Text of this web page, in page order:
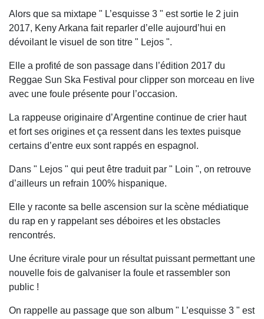
Alors que sa mixtape " L’esquisse 3 " est sortie le 2 juin
2017, Keny Arkana fait reparler d’elle aujourd’hui en
dévoilant le visuel de son titre " Lejos ".
Elle a profité de son passage dans l’édition 2017 du
Reggae Sun Ska Festival pour clipper son morceau en live
avec une foule présente pour l’occasion.
La rappeuse originaire d’Argentine continue de crier haut
et fort ses origines et ça ressent dans les textes puisque
certains d’entre eux sont rappés en espagnol.
Dans " Lejos " qui peut être traduit par " Loin ", on retrouve
d’ailleurs un refrain 100% hispanique.
Elle y raconte sa belle ascension sur la scène médiatique
du rap en y rappelant ses déboires et les obstacles
rencontrés.
Une écriture virale pour un résultat puissant permettant une
nouvelle fois de galvaniser la foule et rassembler son
public !
On rappelle au passage que son album " L’esquisse 3 " est